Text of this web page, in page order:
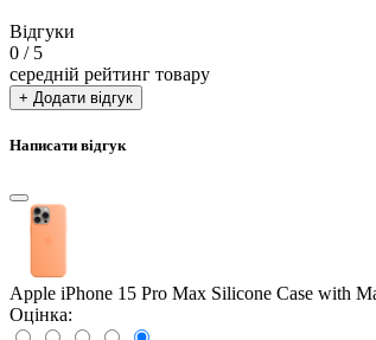
Відгуки
0 / 5
середній рейтинг товару
+ Додати відгук
Написати відгук
Apple iPhone 15 Pro Max Silicone Case with
Оцінка: